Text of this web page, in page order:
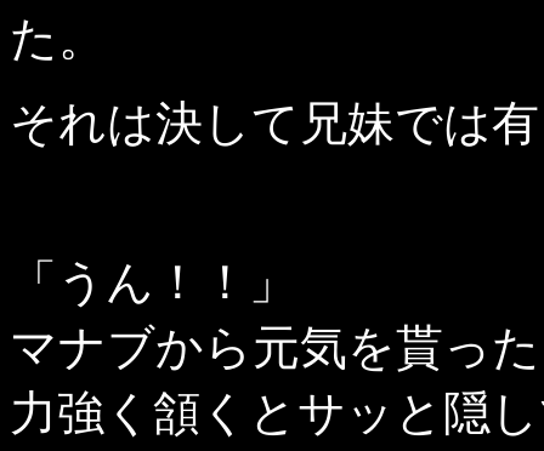
た。
それは決して兄妹では
「うん！！」
マナブから元気を貰っ
力強く頷くとサッと隠